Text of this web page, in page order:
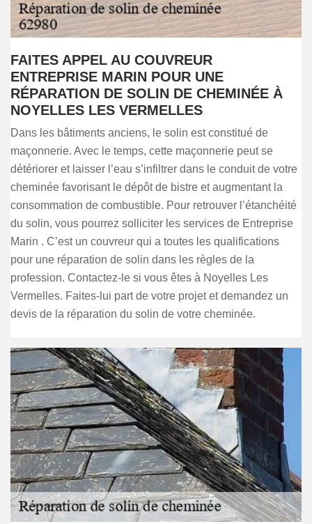
FAITES APPEL AU COUVREUR
ENTREPRISE MARIN POUR UNE
RÉPARATION DE SOLIN DE CHEMINÉE À
NOYELLES LES VERMELLES
Dans les bâtiments anciens, le solin est constitué de
maçonnerie. Avec le temps, cette maçonnerie peut se
détériorer et laisser l’eau s’infiltrer dans le conduit de votre
cheminée favorisant le dépôt de bistre et augmentant la
consommation de combustible. Pour retrouver l’étanchéité
du solin, vous pourrez solliciter les services de Entreprise
Marin . C’est un couvreur qui a toutes les qualifications
pour une réparation de solin dans les règles de la
profession. Contactez-le si vous êtes à Noyelles Les
Vermelles. Faites-lui part de votre projet et demandez un
devis de la réparation du solin de votre cheminée.